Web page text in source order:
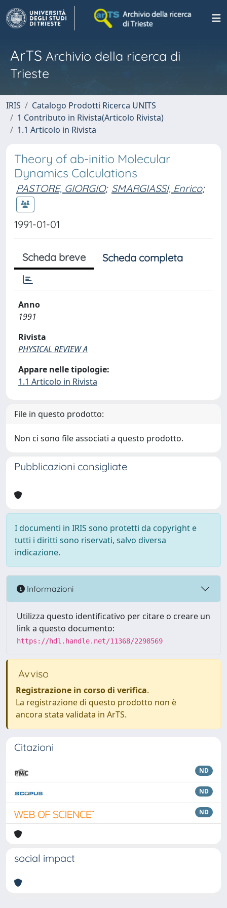
ArTS Archivio della ricerca di
Trieste
IRIS
Catalogo Prodotti Ricerca UNITS
1 Contributo in Rivista(Articolo Rivista)
1.1 Articolo in Rivista
Theory of ab-initio Molecular
Dynamics Calculations
PASTORE, GIORGIO; SMARGIASSI, Enrico;
1991-01-01
Scheda breve Scheda completa
Anno
1991
Rivista
PHYSICAL REVIEW A
Appare nelle tipologie:
1.1 Articolo in Rivista
File in questo prodotto:
Non ci sono file associati a questo prodotto.
Pubblicazioni consigliate
I documenti in IRIS sono protetti da copyright e
tutti i diritti sono riservati, salvo diversa
indicazione.
Informazioni
Utilizza questo identificativo per citare o creare un
link a questo documento:
https://hdl.handle.net/11368/2298569
Avviso
Registrazione in corso di verifica.
La registrazione di questo prodotto non è
ancora stata validata in ArTS.
Citazioni
ND
ND
ND
social impact